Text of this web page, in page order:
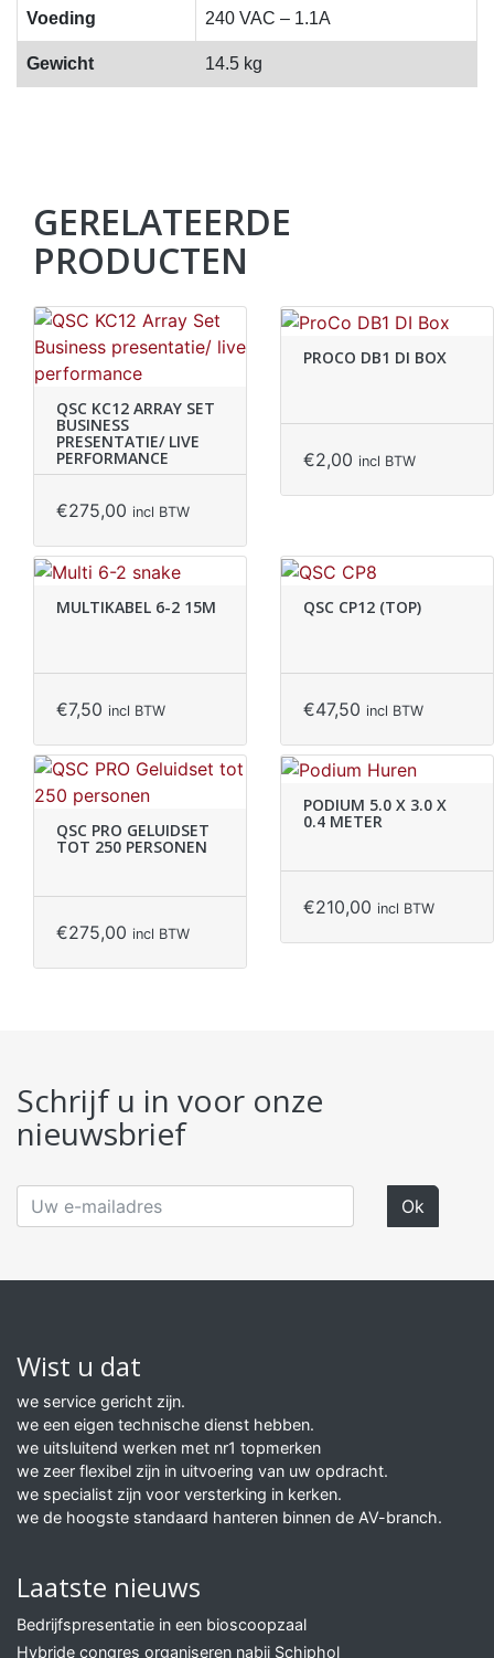
Voeding 240 VAC – 1.1A
Gewicht 14.5 kg
GERELATEERDE
PRODUCTEN
QSC KC12 ARRAY SET
BUSINESS
PRESENTATIE/ LIVE
PERFORMANCE
€275,00 incl BTW
PROCO DB1 DI BOX
€2,00 incl BTW
MULTIKABEL 6-2 15M
€7,50 incl BTW
QSC CP12 (TOP)
€47,50 incl BTW
QSC PRO GELUIDSET
TOT 250 PERSONEN
€275,00 incl BTW
PODIUM 5.0 X 3.0 X
0.4 METER
€210,00 incl BTW
Schrijf u in voor onze
nieuwsbrief
Wist u dat
we service gericht zijn.
we een eigen technische dienst hebben.
we uitsluitend werken met nr1 topmerken
we zeer flexibel zijn in uitvoering van uw opdracht.
we specialist zijn voor versterking in kerken.
we de hoogste standaard hanteren binnen de AV-branch.
Laatste nieuws
Bedrijfspresentatie in een bioscoopzaal
Hybride congres organiseren nabij Schiphol